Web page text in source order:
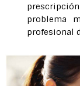
problema
profesional